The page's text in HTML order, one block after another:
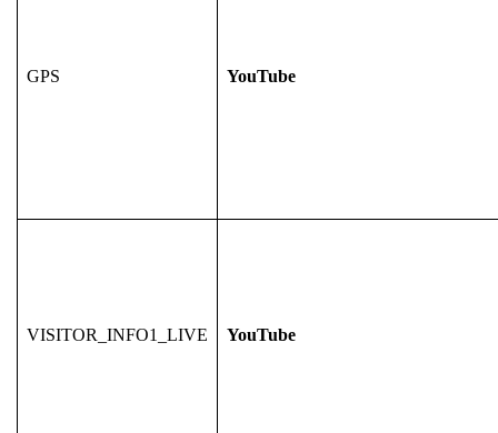
GPS YouTube
VISITOR_INFO1_LIVE YouTube